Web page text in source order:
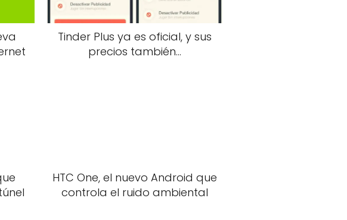
Tinder Plus ya es oficial, y sus
precios también…
HTC One, el nuevo Android que
controla el ruido ambiental